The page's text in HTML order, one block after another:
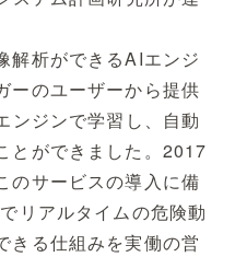
解析ができるAIエンジ
ーのユーザーから提供
ンジンで学習し、自動
とができました。2017
のサービスの導入に備
リアルタイムの危険動
きる仕組みを実働の営